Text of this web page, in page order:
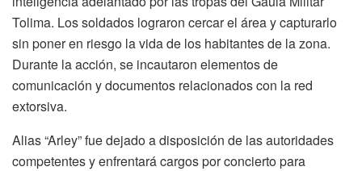
Tolima. Los soldados lograron cercar el área y capturarlo
sin poner en riesgo la vida de los habitantes de la zona.
Durante la acción, se incautaron elementos de
comunicación y documentos relacionados con la red
extorsiva.
Alias “Arley” fue dejado a disposición de las autoridades
competentes y enfrentará cargos por concierto para